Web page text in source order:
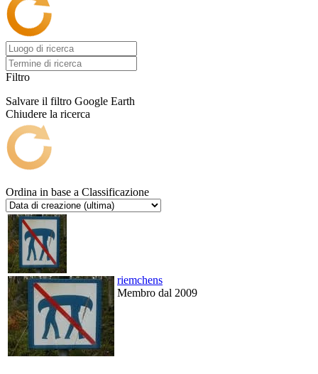
Filtro
Salvare il filtro Google Earth
Chiudere la ricerca
Ordina in base a Classificazione
riemchens
Membro dal 2009